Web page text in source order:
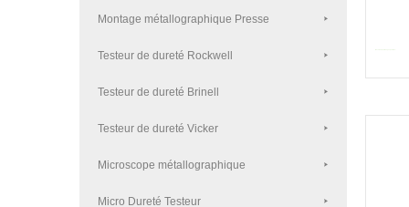
Montage métallographique Presse
Testeur de dureté Rockwell
Testeur de dureté Brinell
Testeur de dureté Vicker
Microscope métallographique
Micro Dureté Testeur